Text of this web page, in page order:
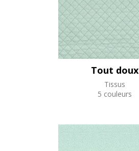
Tout doux
Tissus
5 couleurs